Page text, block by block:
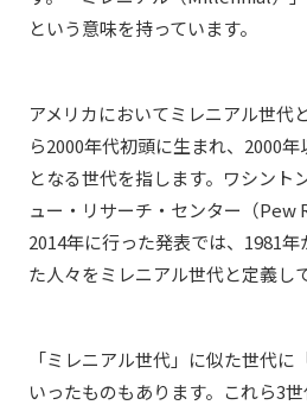
という意味を持っています。
アメリカにおいてミレニアル世代
ら2000年代初頭に生まれ、2000
となる世代を指します。ワシント
ュー・リサーチ・センター（
2014年に行った発表では、1981
た人々をミレニアル世代と定義し
「ミレニアル世代」に似た世代に
いったものもあります。これら3